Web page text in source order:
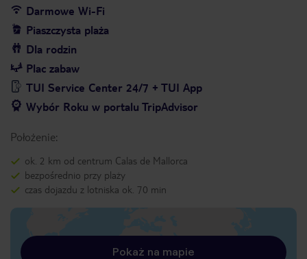
Darmowe Wi-Fi
Piaszczysta plaża
Dla rodzin
Plac zabaw
TUI Service Center 24/7 + TUI App
Wybór Roku w portalu TripAdvisor
Położenie:
ok. 2 km od centrum Calas de Mallorca
bezpośrednio przy plaży
czas dojazdu z lotniska ok. 70 min
Pokaż na mapie